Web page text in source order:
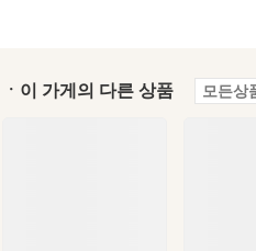
ㆍ이 가게의 다른 상품 모든상